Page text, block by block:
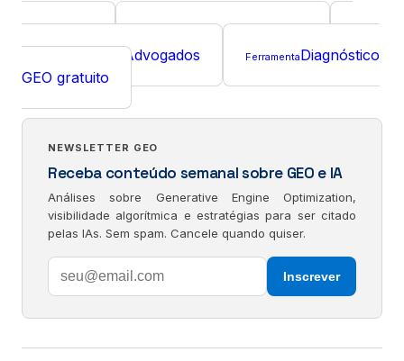
Farma: Visibilidade Algorítmica em Mercados
GEO Intent Mapping
GEO para Advogados FerramentaDiagnóstico
GEO gratuito
NEWSLETTER GEO
Receba conteúdo semanal sobre GEO e IA
Análises sobre Generative Engine Optimization,
visibilidade algorítmica e estratégias para ser citado
pelas IAs. Sem spam. Cancele quando quiser.
Inscrever